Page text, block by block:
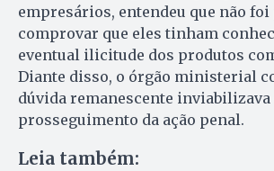
empresários, entendeu que não
comprovar que eles tinham
eventual ilicitude dos produtos
Diante disso, o órgão ministerial
dúvida remanescente inviabilizava
prosseguimento da ação penal.
Leia também: